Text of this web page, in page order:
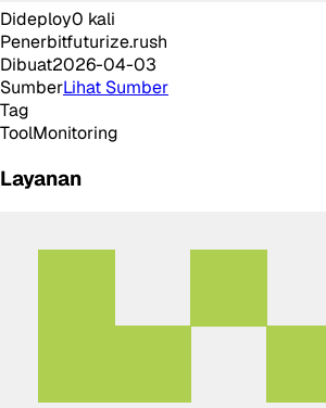
Dideploy0 kali
Penerbitfuturize.rush
Dibuat2026-04-03
SumberLihat Sumber
Tag
ToolMonitoring
Layanan